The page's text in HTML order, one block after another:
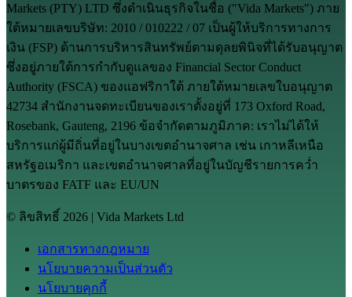
Markets (PTY) LTD ซึ่งดำเนินธุรกิจในชื่อ ("Vida Markets") ภาย
ใต้หมายเลขบริษัท: 2010 / 010222 / 07 เป็นผู้ให้บริการทางการ
เงิน (FSP) ด้านการบริหารสินทรัพย์ตามดุลยพินิจที่ได้รับอนุญาต
ซึ่งอยู่ภายใต้การกำกับดูแลของ Financial Sector Conduct
Authority (FSCA) ของแอฟริกาใต้ ภายใต้หมายเลขใบอนุญาต
42734 สำนักงานจดทะเบียนของเราตั้งอยู่ที่ 173 Oxford Road,
Rosebank, Gauteng, 2196 ข้อจำกัดตามภูมิภาค: เราไม่ได้ให้
บริการแก่ผู้มีถิ่นที่อยู่ในบางเขตอำนาจศาล เช่น เกาหลีเหนือ
สหรัฐอเมริกา และเขตอำนาจศาลที่อยู่ในบัญชีรายการคว่ำ
บาตรของ FATF และ EU/UN
© ลิขสิทธิ์ 2026 | Vida Markets Ltd
เอกสารทางกฎหมาย
นโยบายความเป็นส่วนตัว
นโยบายคุกกี้